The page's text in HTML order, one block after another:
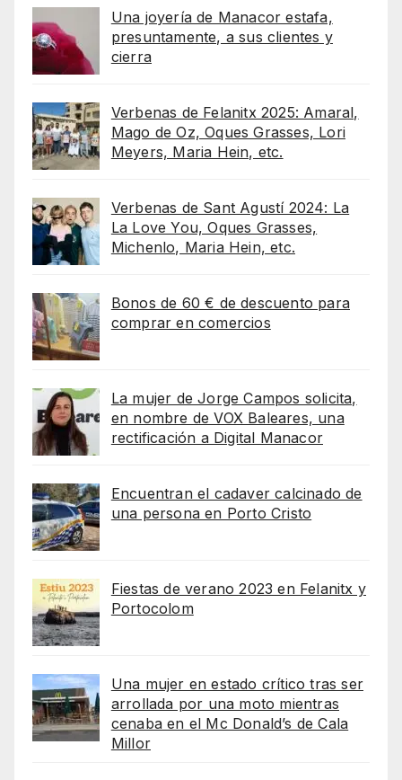
Una joyería de Manacor estafa,
presuntamente, a sus clientes y
cierra
Verbenas de Felanitx 2025: Amaral,
Mago de Oz, Oques Grasses, Lori
Meyers, Maria Hein, etc.
Verbenas de Sant Agustí 2024: La
La Love You, Oques Grasses,
Michenlo, Maria Hein, etc.
Bonos de 60 € de descuento para
comprar en comercios
La mujer de Jorge Campos solicita,
en nombre de VOX Baleares, una
rectificación a Digital Manacor
Encuentran el cadaver calcinado de
una persona en Porto Cristo
Fiestas de verano 2023 en Felanitx y
Portocolom
Una mujer en estado crítico tras ser
arrollada por una moto mientras
cenaba en el Mc Donald’s de Cala
Millor